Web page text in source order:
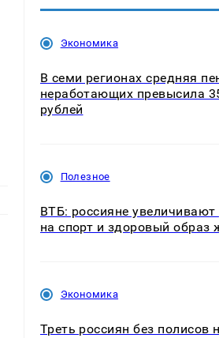
Экономика
В семи регионах средняя
неработающих превысила
рублей
Полезное
ВТБ: россияне увеличивают
на спорт и здоровый образ
Экономика
Треть россиян без полисов